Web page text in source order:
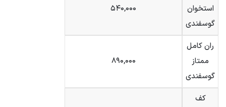
استخوان
گوسفندی
۵۴۰,۰۰۰
ران کامل
ممتاز
گوسفندی
۸۹۰,۰۰۰
کف